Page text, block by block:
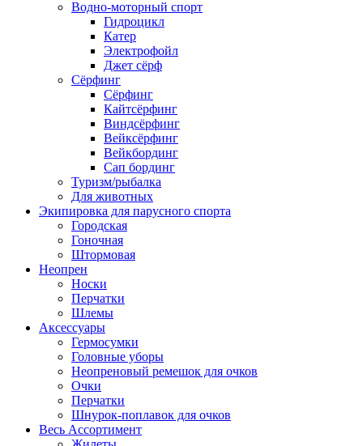
Водно-моторный спорт
Гидроцикл
Катер
Электрофойл
Джет сёрф
Сёрфинг
Сёрфинг
Кайтсёрфинг
Виндсёрфинг
Вейксёрфинг
Вейкбординг
Сап бординг
Туризм/рыбалка
Для животных
Экипировка для парусного спорта
Городская
Гоночная
Штормовая
Неопрен
Носки
Перчатки
Шлемы
Аксессуары
Гермосумки
Головные уборы
Неопреновый ремешок для очков
Очки
Перчатки
Шнурок-поплавок для очков
Весь Ассортимент